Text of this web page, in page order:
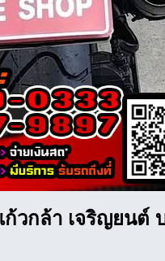
วกล้า เจริญยนต์